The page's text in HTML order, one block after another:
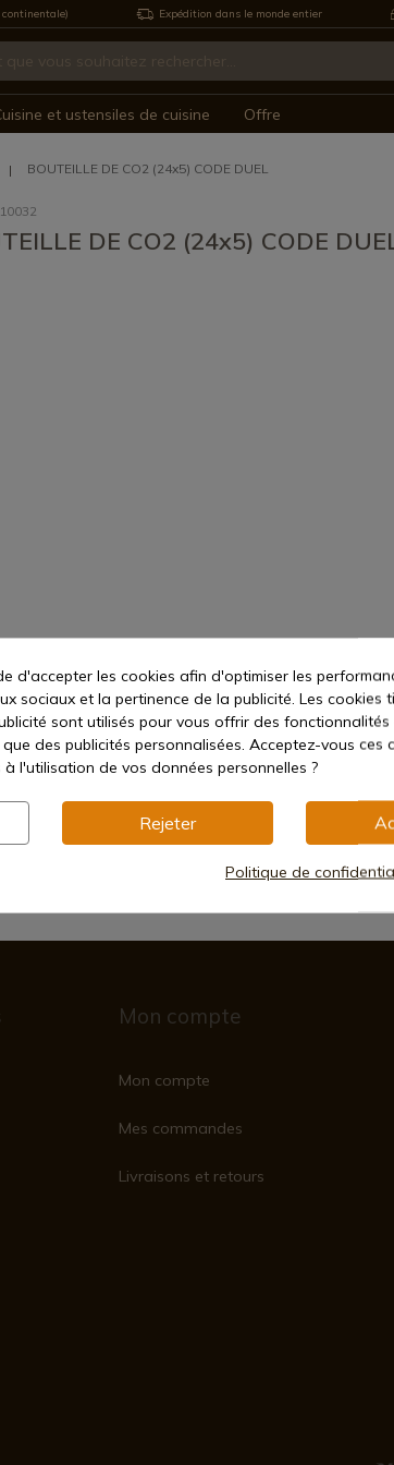
Expédition dans le monde entier
et ustensiles de cuisine Offre
BOUTEILLE DE CO2 (24x5) CODE DUEL
DE CO2 (24x5) CODE
Méthodes de paiement sécurisées
Mon compte
Mon compte
Mes commandes
Livraisons et retours
d'accepter les cookies afin d'optimiser les
sociaux et la pertinence de la publicité. Les cookies
sont utilisés pour vous offrir des fonctionnalités
des publicités personnalisées. Acceptez-vous ces
l'utilisation de vos données personnelles ?
Rejeter
Politique de